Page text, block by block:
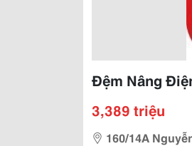
Đệm Nâng
3,389 triệu
160/14A